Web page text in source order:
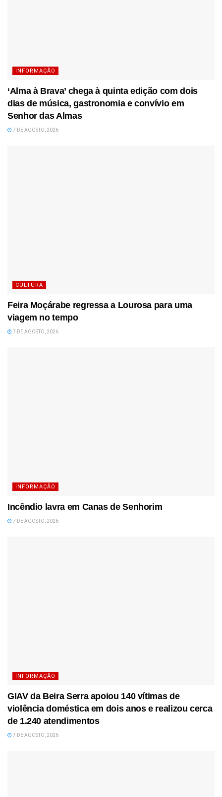
INFORMAÇÃO
‘Alma à Brava’ chega à quinta edição com dois
dias de música, gastronomia e convívio em
Senhor das Almas
7 DE AGOSTO, 2026
CULTURA
Feira Moçárabe regressa a Lourosa para uma
viagem no tempo
7 DE AGOSTO, 2026
INFORMAÇÃO
Incêndio lavra em Canas de Senhorim
7 DE AGOSTO, 2026
INFORMAÇÃO
GIAV da Beira Serra apoiou 140 vítimas de
violência doméstica em dois anos e realizou cerca
de 1.240 atendimentos
7 DE AGOSTO, 2026